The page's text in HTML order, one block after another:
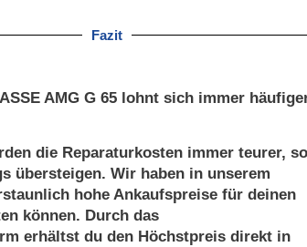
Fazit
AMG G 65 lohnt sich immer
die Reparaturkosten immer teurer, so
übersteigen. Wir haben in unserem
hohe Ankaufspreise für deinen
können. Durch das
erhältst du den Höchstpreis direkt in